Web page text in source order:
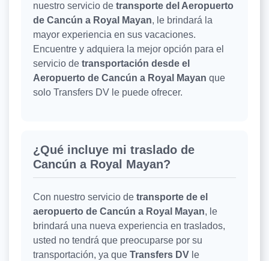
nuestro servicio de transporte del Aeropuerto
de Cancún a Royal Mayan, le brindará la
mayor experiencia en sus vacaciones.
Encuentre y adquiera la mejor opción para el
servicio de transportación desde el
Aeropuerto de Cancún a Royal Mayan que
solo Transfers DV le puede ofrecer.
¿Qué incluye mi traslado de
Cancún a Royal Mayan?
Con nuestro servicio de transporte de el
aeropuerto de Cancún a Royal Mayan, le
brindará una nueva experiencia en traslados,
usted no tendrá que preocuparse por su
transportación, ya que Transfers DV le